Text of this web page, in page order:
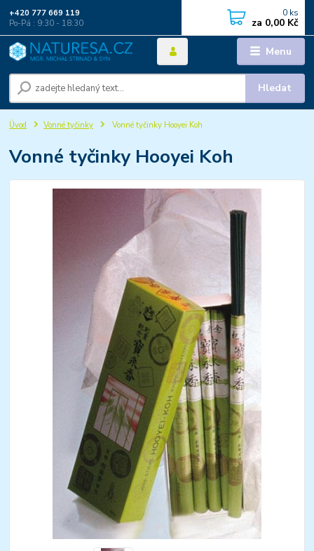
Menu
Hledat
+420 777 669 119
Po-Pá : 9:30 - 18:30
0 ks
za 0,00 Kč
Úvod Vonné tyčinky Vonné tyčinky Hooyei Koh
Vonné tyčinky Hooyei Koh